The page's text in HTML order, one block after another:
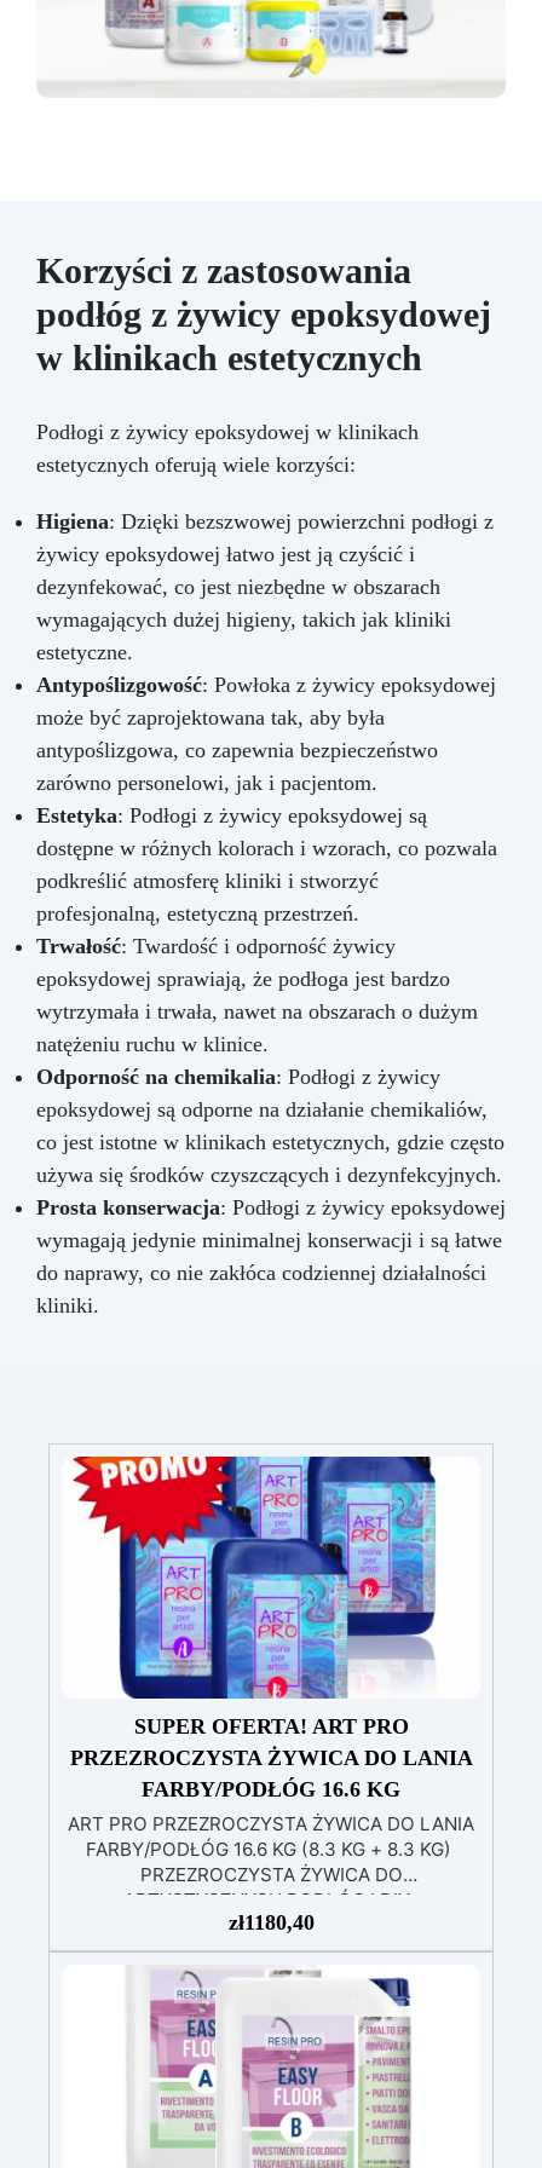
Korzyści z zastosowania
podłóg z żywicy epoksydowej
w klinikach estetycznych
Podłogi z żywicy epoksydowej w klinikach
estetycznych oferują wiele korzyści:
Higiena: Dzięki bezszwowej powierzchni podłogi z
żywicy epoksydowej łatwo jest ją czyścić i
dezynfekować, co jest niezbędne w obszarach
wymagających dużej higieny, takich jak kliniki
estetyczne.
Antypoślizgowość: Powłoka z żywicy epoksydowej
może być zaprojektowana tak, aby była
antypoślizgowa, co zapewnia bezpieczeństwo
zarówno personelowi, jak i pacjentom.
Estetyka: Podłogi z żywicy epoksydowej są
dostępne w różnych kolorach i wzorach, co pozwala
podkreślić atmosferę kliniki i stworzyć
profesjonalną, estetyczną przestrzeń.
Trwałość: Twardość i odporność żywicy
epoksydowej sprawiają, że podłoga jest bardzo
wytrzymała i trwała, nawet na obszarach o dużym
natężeniu ruchu w klinice.
Odporność na chemikalia: Podłogi z żywicy
epoksydowej są odporne na działanie chemikaliów,
co jest istotne w klinikach estetycznych, gdzie często
używa się środków czyszczących i dezynfekcyjnych.
Prosta konserwacja: Podłogi z żywicy epoksydowej
wymagają jedynie minimalnej konserwacji i są łatwe
do naprawy, co nie zakłóca codziennej działalności
kliniki.
SUPER OFERTA! ART PRO
PRZEZROCZYSTA ŻYWICA DO LANIA
FARBY/PODŁÓG 16.6 KG
ART PRO PRZEZROCZYSTA ŻYWICA DO LANIA
FARBY/PODŁÓG 16.6 KG (8.3 KG + 8.3 KG)
PRZEZROCZYSTA ŻYWICA DO
ARTYSTYCZNYCH PODŁÓG I DIY
Wysokowydajna przezroczysta żywica to
dwuskładnikowy produkt przeznaczony do
artystycznych podłóg oraz do projektów DIY.
Oryginalna formuła „ART PRO” zapewnia
długotrwałe gładkie i błyszczące wykończenie
najwyższej jakości. Nasze najlepiej sprzedające
się rozwiązanie podłogowe charakteryzuje się
doskonałą odpornością na duży ruch pieszy i
samochodowy. Idealna zarówno dla
majsterkowiczów / użytkowników domowych,
zł1180,40